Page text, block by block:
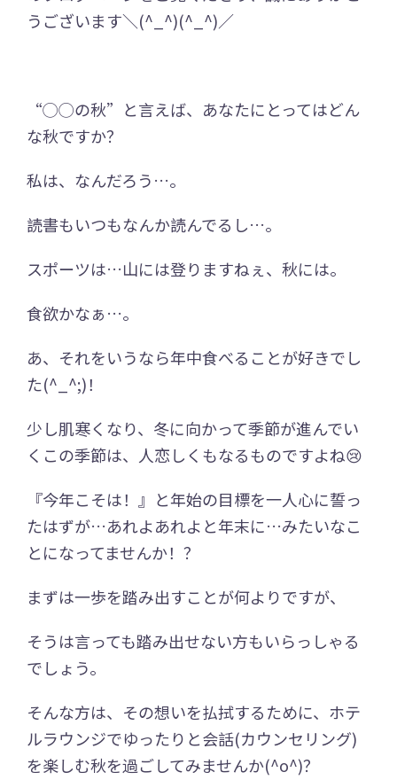
うございます＼(^_^)(^_^)／
“◯◯の秋”と言えば、あなたにとってはどん
な秋ですか？
私は、なんだろう…。
読書もいつもなんか読んでるし…。
スポーツは…山には登りますねぇ、秋には。
食欲かなぁ…。
あ、それをいうなら年中食べることが好きでし
た(^_^;)！
少し肌寒くなり、冬に向かって季節が進んでい
くこの季節は、人恋しくもなるものですよね😢
『今年こそは！』と年始の目標を一人心に誓っ
たはずが…あれよあれよと年末に…みたいなこ
とになってませんか！？
まずは一歩を踏み出すことが何よりですが、
そうは言っても踏み出せない方もいらっしゃる
でしょう。
そんな方は、その想いを払拭するために、ホテ
ルラウンジでゆったりと会話(カウンセリング)
を楽しむ秋を過ごしてみませんか(^o^)？